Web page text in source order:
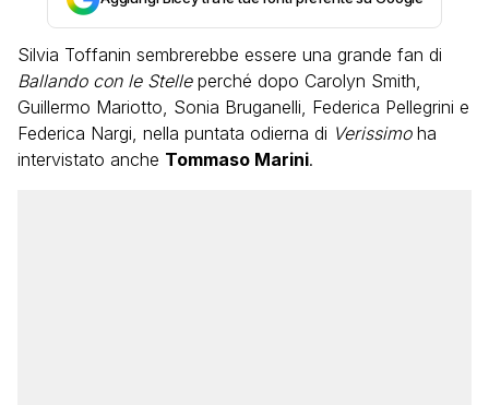
Silvia Toffanin sembrerebbe essere una grande fan di
Ballando con le Stelleperché dopo Carolyn Smith,
Guillermo Mariotto, Sonia Bruganelli, Federica Pellegrini e
Federica Nargi, nella puntata odierna di Verissimoha
intervistato anche Tommaso Marini.